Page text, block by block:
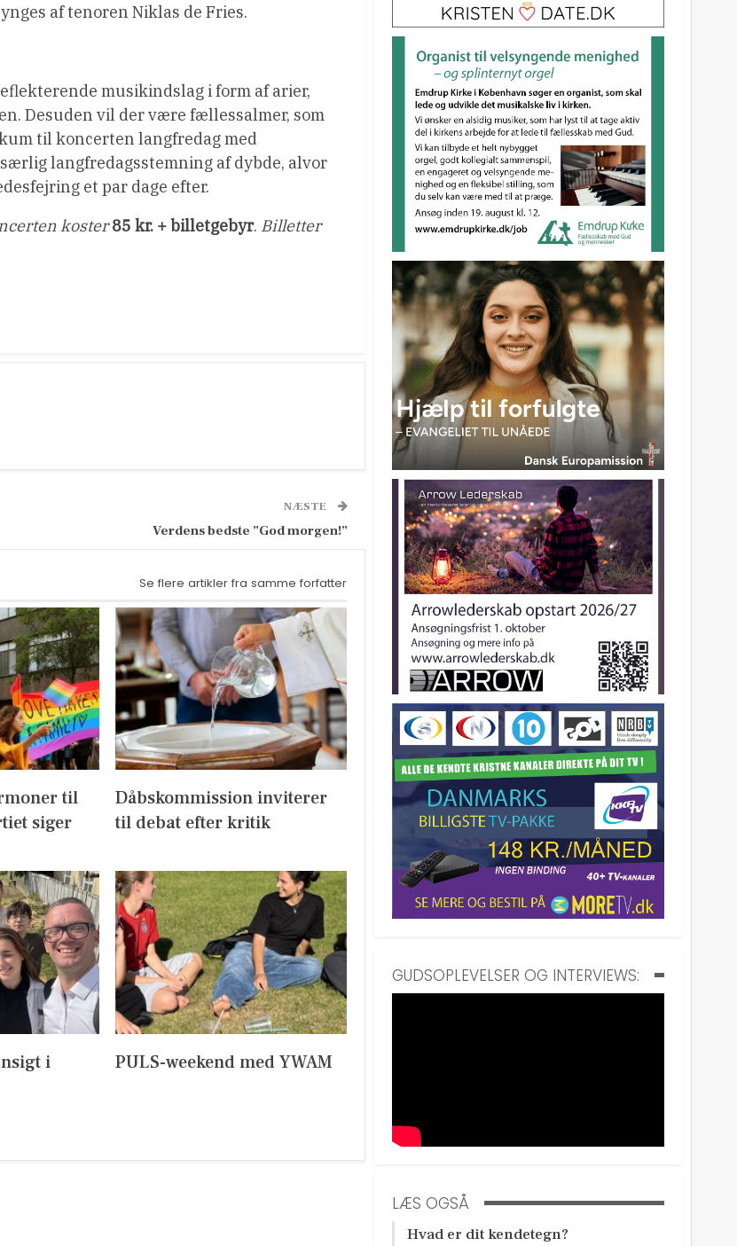
af tenoren Niklas de Fries.
musikindslag i form af arier,
Desuden vil der være fællessalmer, som
til koncerten langfredag med
langfredagsstemning af dybde, alvor
et par dage efter.
koster 85 kr. + billetgebyr. Billetter
NÆSTE
Verdens bedste ”God morgen!”
Se flere artikler fra samme forfatter
til
siger
Dåbskommission inviterer
til debat efter kritik
i
PULS-weekend med YWAM
GUDSOPLEVELSER OG INTERVIEWS:
LÆS OGSÅ
Hvad er dit kendetegn?